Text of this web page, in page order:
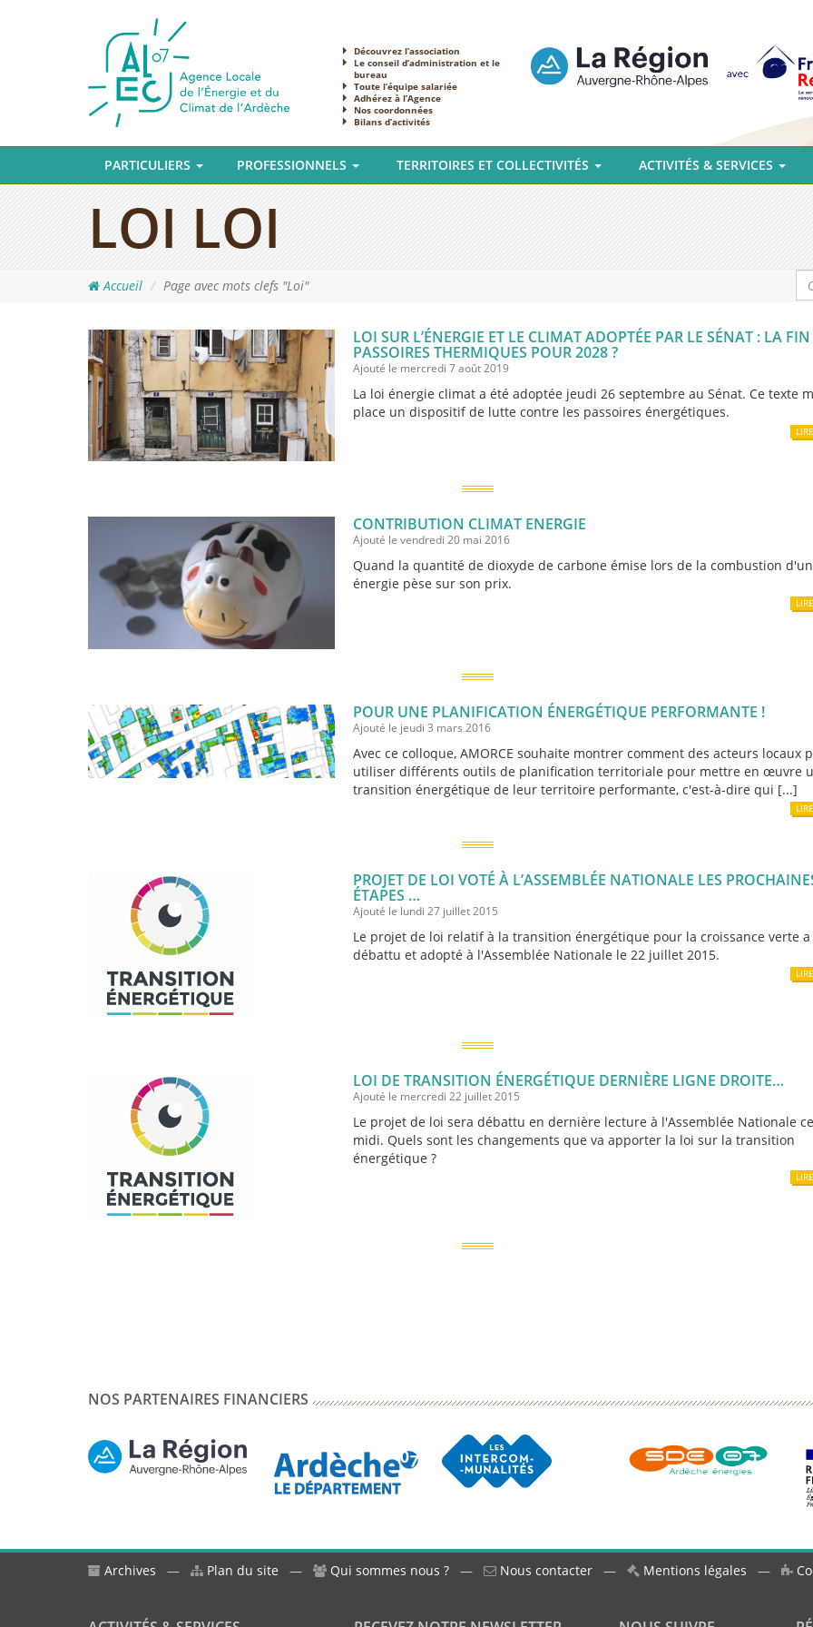
Découvrez l’association
Le conseil d’administration et le
bureau
Toute l’équipe salariée
Adhérez à l’Agence
Nos coordonnées
Bilans d’activités
PARTICULIERS PROFESSIONNELS TERRITOIRES ET COLLECTIVITÉS ACTIVITÉS & SERVICES
LOI LOI
Accueil Page avec mots clefs "Loi"
LOI SUR L’ÉNERGIE ET LE CLIMAT ADOPTÉE PAR LE SÉNAT : LA FIN
PASSOIRES THERMIQUES POUR 2028 ?
Ajouté le mercredi 7 août 2019
La loi énergie climat a été adoptée jeudi 26 septembre au Sénat. Ce texte
place un dispositif de lutte contre les passoires énergétiques.
CONTRIBUTION CLIMAT ENERGIE
Ajouté le vendredi 20 mai 2016
Quand la quantité de dioxyde de carbone émise lors de la combustion
énergie pèse sur son prix.
POUR UNE PLANIFICATION ÉNERGÉTIQUE PERFORMANTE !
Ajouté le jeudi 3 mars 2016
Avec ce colloque, AMORCE souhaite montrer comment des acteurs locaux
utiliser différents outils de planification territoriale pour mettre en œuvre
transition énergétique de leur territoire performante, c'est-à-dire qui [...]
PROJET DE LOI VOTÉ À L’ASSEMBLÉE NATIONALE LES
ÉTAPES …
Ajouté le lundi 27 juillet 2015
Le projet de loi relatif à la transition énergétique pour la croissance verte a
débattu et adopté à l'Assemblée Nationale le 22 juillet 2015.
LOI DE TRANSITION ÉNERGÉTIQUE DERNIÈRE LIGNE DROITE…
Ajouté le mercredi 22 juillet 2015
Le projet de loi sera débattu en dernière lecture à l'Assemblée Nationale
midi. Quels sont les changements que va apporter la loi sur la transition
énergétique ?
NOS PARTENAIRES FINANCIERS
Archives — Plan du site — Qui sommes nous ? — Nous contacter — Mentions légales —